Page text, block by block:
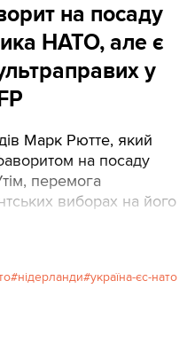
на посаду
НАТО, але є
у
Марк Рютте, який
на посаду
перемога
виборах на його
нідерланди україна-єс-нато